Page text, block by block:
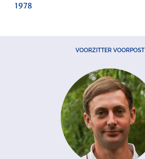
1978
VOORZITTER VOORPOST